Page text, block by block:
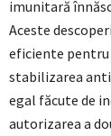
imunitară
Aceste
eficiente pentru
stabilizarea
egal făcute de
autorizarea a